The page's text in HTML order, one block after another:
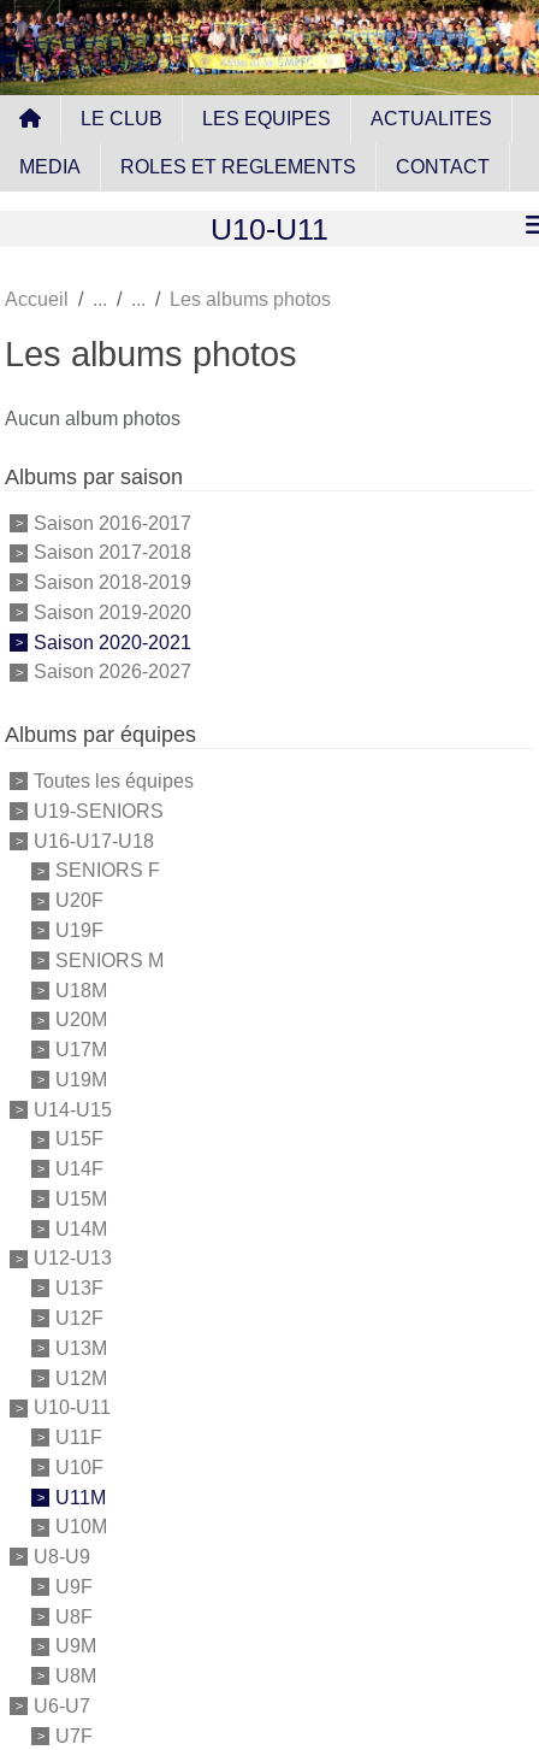
LE CLUB LES EQUIPES ACTUALITES
MEDIA ROLES ET REGLEMENTS CONTACT
U10-U11
Accueil Les albums photos
Les albums photos
Aucun album photos
Albums par saison
Saison 2016-2017
Saison 2017-2018
Saison 2018-2019
Saison 2019-2020
Saison 2020-2021
Saison 2026-2027
Albums par équipes
Toutes les équipes
U19-SENIORS
U16-U17-U18
SENIORS F
U20F
U19F
SENIORS M
U18M
U20M
U17M
U19M
U14-U15
U15F
U14F
U15M
U14M
U12-U13
U13F
U12F
U13M
U12M
U10-U11
U11F
U10F
U11M
U10M
U8-U9
U9F
U8F
U9M
U8M
U6-U7
U7F
Panneau de gestion des cookies